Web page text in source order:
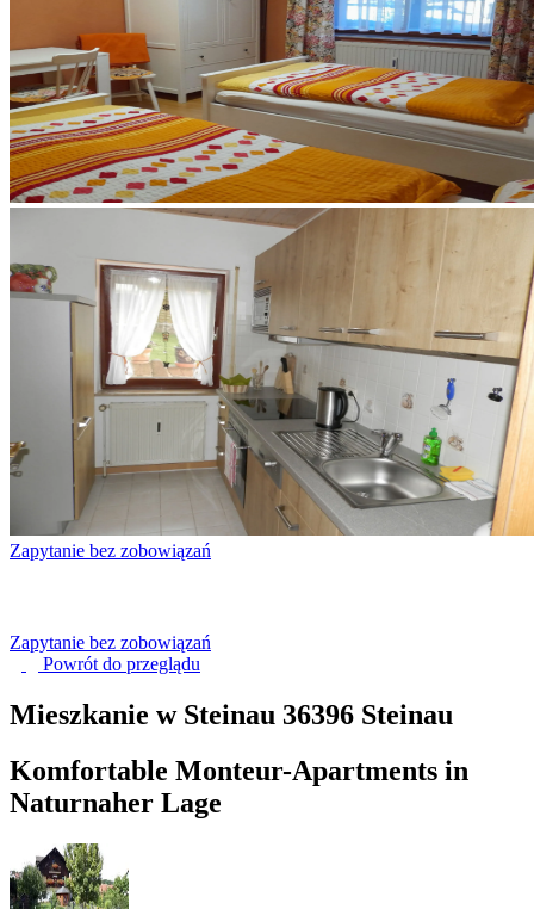
Zapytanie bez zobowiązań
Zapytanie bez zobowiązań
Powrót do przeglądu
Mieszkanie w Steinau 36396 Steinau
Komfortable Monteur-Apartments in
Naturnaher Lage